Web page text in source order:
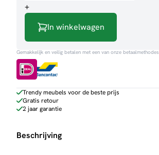
aantal
+
In winkelwagen
Gemakkelijk en veilig betalen met een van onze betaalmethodes
Trendy meubels voor de beste prijs
Gratis retour
2 jaar garantie
Beschrijving